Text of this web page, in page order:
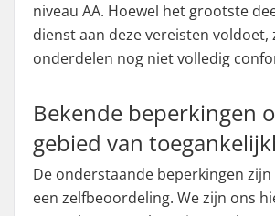
niveau AA. Hoewel het grootste
dienst aan deze vereisten voldoet,
onderdelen nog niet volledig
Bekende beperkingen
gebied van
De onderstaande beperkingen
een zelfbeoordeling. We zijn ons